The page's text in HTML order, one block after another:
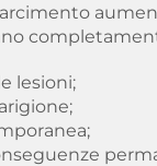
lesioni;